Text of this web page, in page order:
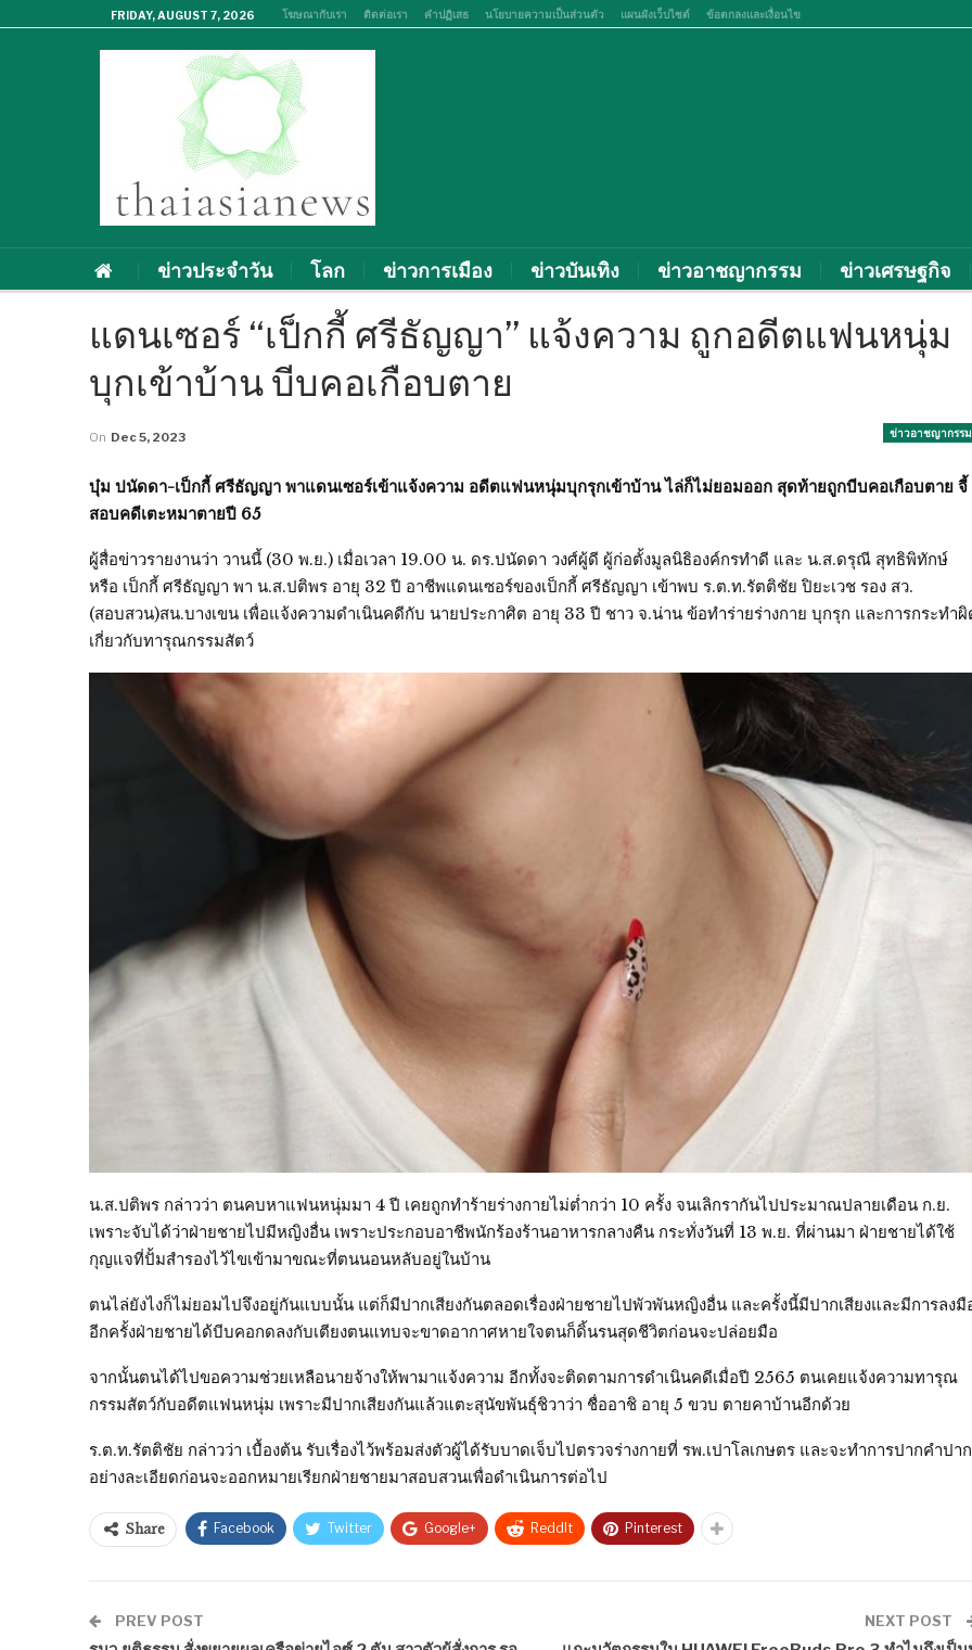
FRIDAY, AUGUST 7, 2026 โฆษณากับเรา ติดต่อเรา คำปฏิเสธ นโยบายความเป็นส่วนตัว แผนผังเว็บไซต์ ข้อตกลงและเงื่อนไข
ข่าวประจำวัน โลก ข่าวการเมือง ข่าวบันเทิง ข่าวอาชญากรรม ข่าวเศรษฐกิจ
แดนเซอร์ “เป็กกี้ ศรีธัญญา” แจ้งความ ถูกอดีตแฟนหนุ่ม
บุกเข้าบ้าน บีบคอเกือบตาย
ข่าวอาชญากรรม
On Dec 5, 2023
บุ๋ม ปนัดดา-เป็กกี้ ศรีธัญญา พาแดนเซอร์เข้าแจ้งความ อดีตแฟนหนุ่มบุกรุกเข้าบ้าน ไล่ก็ไม่ยอมออก สุดท้ายถูกบีบคอเกือบตาย จี้
สอบคดีเตะหมาตายปี 65
ผู้สื่อข่าวรายงานว่า วานนี้ (30 พ.ย.) เมื่อเวลา 19.00 น. ดร.ปนัดดา วงศ์ผู้ดี ผู้ก่อตั้งมูลนิธิองค์กรทำดี และ น.ส.ดรุณี สุทธิพิทักษ์
หรือ เป็กกี้ ศรีธัญญา พา น.ส.ปติพร อายุ 32 ปี อาชีพแดนเซอร์ของเป็กกี้ ศรีธัญญา เข้าพบ ร.ต.ท.รัตติชัย ปิยะเวช รอง สว.
(สอบสวน)สน.บางเขน เพื่อแจ้งความดำเนินคดีกับ นายประกาศิต อายุ 33 ปี ชาว จ.น่าน ข้อทำร่ายร่างกาย บุกรุก และการกระทำ
เกี่ยวกับทารุณกรรมสัตว์
น.ส.ปติพร กล่าวว่า ตนคบหาแฟนหนุ่มมา 4 ปี เคยถูกทำร้ายร่างกายไม่ต่ำกว่า 10 ครั้ง จนเลิกรากันไปประมาณปลายเดือน ก.ย.
เพราะจับได้ว่าฝ่ายชายไปมีหญิงอื่น เพราะประกอบอาชีพนักร้องร้านอาหารกลางคืน กระทั่งวันที่ 13 พ.ย. ที่ผ่านมา ฝ่ายชายได้ใช้
กุญแจที่ปั้มสำรองไว้ไขเข้ามาขณะที่ตนนอนหลับอยู่ในบ้าน
ตนไล่ยังไงก็ไม่ยอมไปจึงอยู่กันแบบนั้น แต่ก็มีปากเสียงกันตลอดเรื่องฝ่ายชายไปพัวพันหญิงอื่น และครั้งนี้มีปากเสียงและมีการลงมื
อีกครั้งฝ่ายชายได้บีบคอกดลงกับเตียงตนแทบจะขาดอากาศหายใจตนก็ดิ้นรนสุดชีวิตก่อนจะปล่อยมือ
จากนั้นตนได้ไปขอความช่วยเหลือนายจ้างให้พามาแจ้งความ อีกทั้งจะติดตามการดำเนินคดีเมื่อปี 2565 ตนเคยแจ้งความทารุณ
กรรมสัตว์กับอดีตแฟนหนุ่ม เพราะมีปากเสียงกันแล้วแตะสุนัขพันธุ์ชิวาว่า ชื่ออาชิ อายุ 5 ขวบ ตายคาบ้านอีกด้วย
ร.ต.ท.รัตติชัย กล่าวว่า เบื้องต้น รับเรื่องไว้พร้อมส่งตัวผู้ได้รับบาดเจ็บไปตรวจร่างกายที่ รพ.เปาโลเกษตร และจะทำการปากคำปาก
อย่างละเอียดก่อนจะออกหมายเรียกฝ่ายชายมาสอบสวนเพื่อดำเนินการต่อไป
Share Facebook Twitter Google+ ReddIt Pinterest
PREV POST NEXT POST